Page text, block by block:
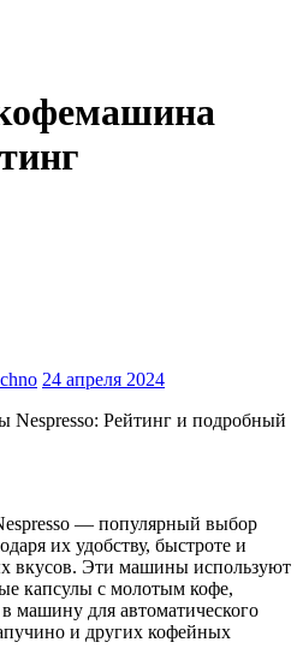
24 апреля 2024
Nespresso: Рейтинг и подробный
— популярный выбор
их удобству, быстроте и
вкусов. Эти машины используют
капсулы с молотым кофе,
машину для автоматического
и других кофейных